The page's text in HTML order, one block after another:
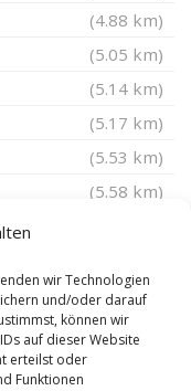
wir Technologien
und/oder darauf
können wir
auf dieser Website
erteilst oder
Funktionen
(4.88 km)
(5.05 km)
(5.14 km)
(5.17 km)
(5.53 km)
(5.58 km)
(9.35 km)
Felix (10.37 km)
(10.49 km)